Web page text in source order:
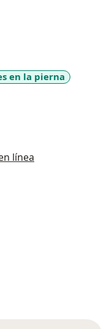
en la pierna
línea